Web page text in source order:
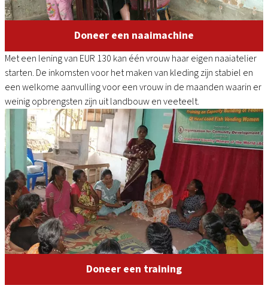
Doneer een naaimachine
Met een lening van EUR 130 kan één vrouw haar eigen naaiatelier
starten. De inkomsten voor het maken van kleding zijn stabiel en
een welkome aanvulling voor een vrouw in de maanden waarin er
weinig opbrengsten zijn uit landbouw en veeteelt.
Doneer een training